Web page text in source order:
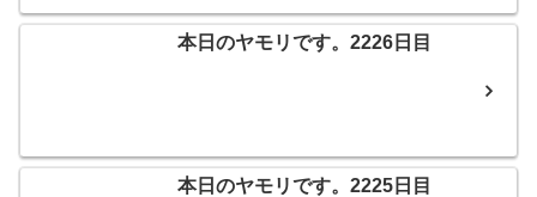
本日のヤモリです。2226日目
本日のヤモリです。2225日目